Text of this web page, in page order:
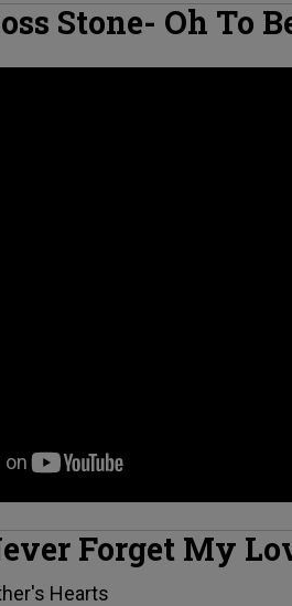
Stone- Oh To
Forget My
Hearts